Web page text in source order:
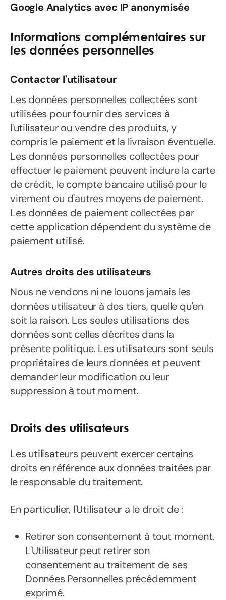
Google Analytics avec IP anonymisée
Informations complémentaires sur
les données personnelles
Contacter l'utilisateur
Les données personnelles collectées sont
utilisées pour fournir des services à
l'utilisateur ou vendre des produits, y
compris le paiement et la livraison éventuelle.
Les données personnelles collectées pour
effectuer le paiement peuvent inclure la carte
de crédit, le compte bancaire utilisé pour le
virement ou d'autres moyens de paiement.
Les données de paiement collectées par
cette application dépendent du système de
paiement utilisé.
Autres droits des utilisateurs
Nous ne vendons ni ne louons jamais les
données utilisateur à des tiers, quelle qu'en
soit la raison. Les seules utilisations des
données sont celles décrites dans la
présente politique. Les utilisateurs sont seuls
propriétaires de leurs données et peuvent
demander leur modification ou leur
suppression à tout moment.
Droits des utilisateurs
Les utilisateurs peuvent exercer certains
droits en référence aux données traitées par
le responsable du traitement.
En particulier, l'Utilisateur a le droit de :
Retirer son consentement à tout moment.
L'Utilisateur peut retirer son
consentement au traitement de ses
Données Personnelles précédemment
exprimé.